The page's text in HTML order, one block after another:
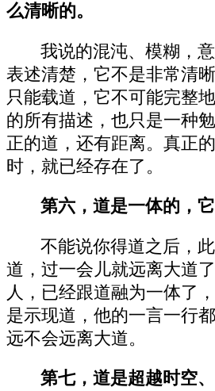
么清晰的。
我说的混沌、模糊，
表述清楚，它不是非常清
只能载道，它不可能完整
的所有描述，也只是一种
正的道，还有距离。真正
时，就已经存在了。
第六，道是一体的，
不能说你得道之后，
道，过一会儿就远离大道
人，已经跟道融为一体了
是示现道，他的一言一行
远不会远离大道。
第七，道是超越时空